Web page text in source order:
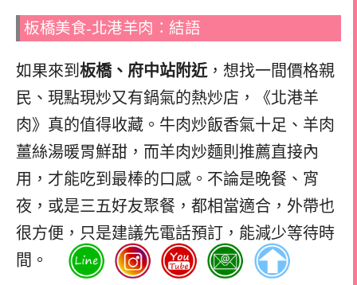
板橋美食-北港羊肉：結語
如果來到 板橋、府中站附近，想找一間價格親
民、現點現炒又有鍋氣的熱炒店，《北港羊
肉》真的值得收藏。牛肉炒飯香氣十足、羊肉
薑絲湯暖胃鮮甜，而羊肉炒麵則推薦直接內
用，才能吃到最棒的口感。不論是晚餐、宵
夜，或是三五好友聚餐，都相當適合，外帶也
很方便，只是建議先電話預訂，能減少等待時
間。